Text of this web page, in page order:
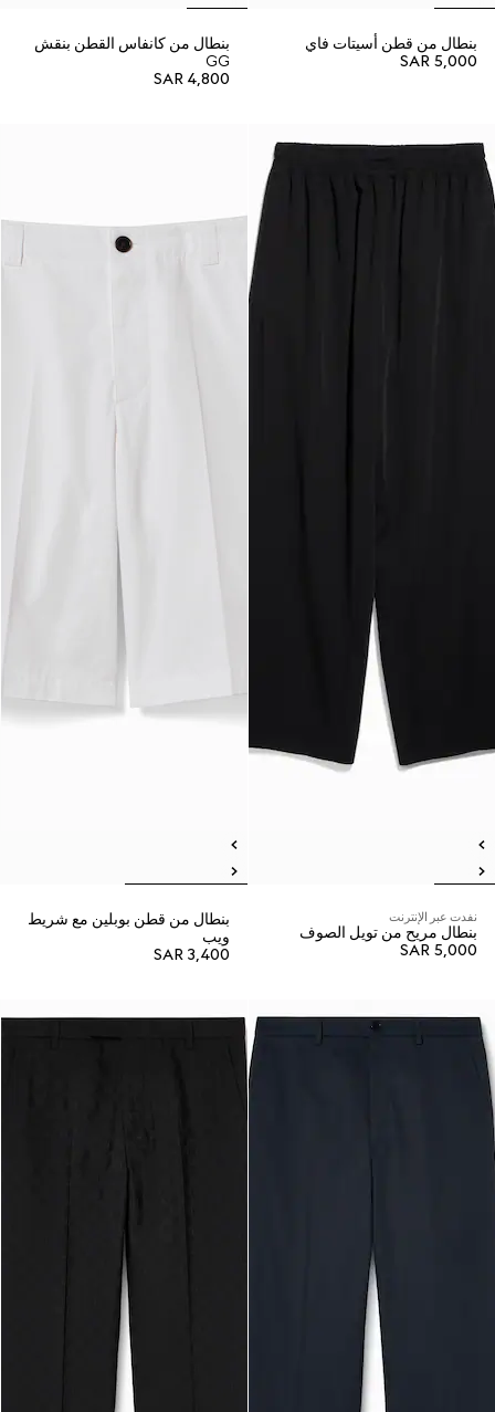
بنطال من قطن أسيتات فاي
SAR 5,000
بنطال من كانفاس القطن بنقش
GG
SAR 4,800
نفدت عبر الإنترنت
بنطال مريح من تويل الصوف
SAR 5,000
بنطال من قطن بوبلين مع شريط
ويب
SAR 3,400